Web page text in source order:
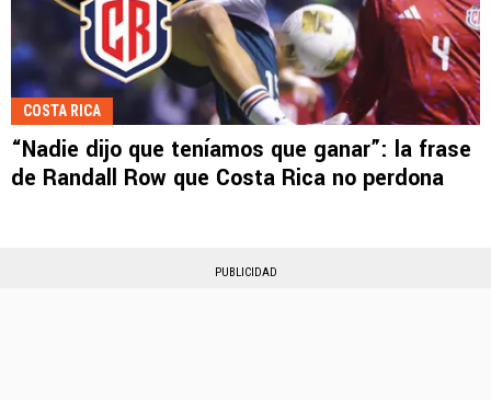
COSTA RICA
“Nadie dijo que teníamos que ganar”: la frase
de Randall Row que Costa Rica no perdona
PUBLICIDAD